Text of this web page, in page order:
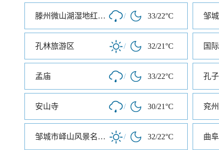
滕州微山湖湿地红荷旅游风景区 / 33/22°C 邹
孔林旅游区 / 32/21°C 国
孟庙 / 33/22°C 孔
安山寺 / 30/21°C 兖
邹城市峄山风景名胜区 / 32/22°C 曲